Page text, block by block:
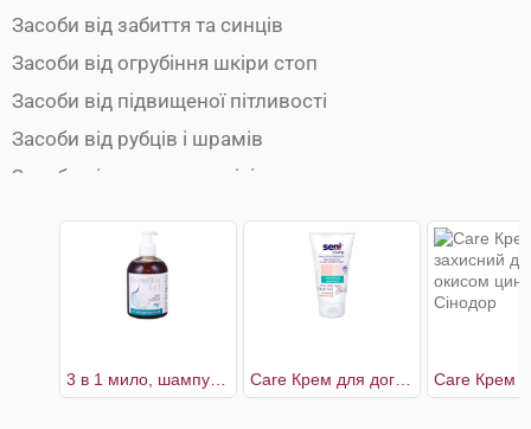
Засоби від забиття та синців
Засоби від огрубіння шкіри стоп
Засоби від підвищеної пітливості
Засоби від рубців і шрамів
Засоби від сонячних опіків
Лікування лупи, себореї, волосистих дерматитів
Пелюшковий дерматит
Препарати від акне та вугрів
Препарати від лишаю